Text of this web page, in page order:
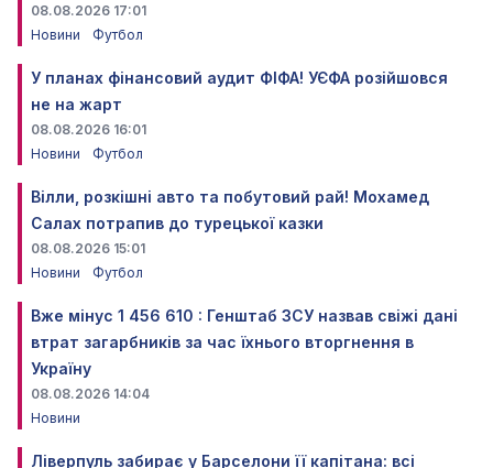
08.08.2026 17:01
Новини
Футбол
У планах фінансовий аудит ФІФА! УЄФА розійшовся
не на жарт
08.08.2026 16:01
Новини
Футбол
Вілли, розкішні авто та побутовий рай! Мохамед
Салах потрапив до турецької казки
08.08.2026 15:01
Новини
Футбол
Вже мінус 1 456 610 : Генштаб ЗСУ назвав свіжі дані
втрат загарбників за час їхнього вторгнення в
Україну
08.08.2026 14:04
Новини
Ліверпуль забирає у Барселони її капітана: всі